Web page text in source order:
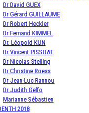
Dr David GUEX
Dr Gérard GUILLAUME
Dr Robert Heckler
Dr Fernand KIMMEL
Dr. Léopold KUN
Dr Vincent PISSOAT
Dr Nicolas Stelling
Dr Christine Roess
Dr Jean-Luc Rannou
Dr Judith Gelfo
Marianne Sébastien
2018